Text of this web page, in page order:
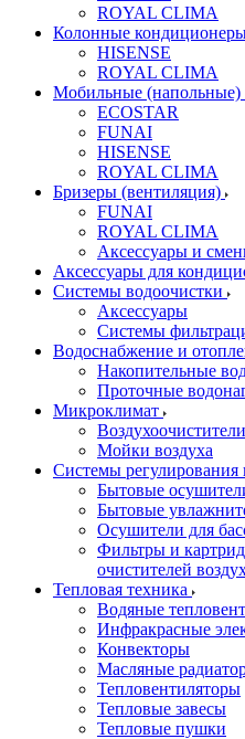
ROYAL CLIMA
Колонные
HISENSE
ROYAL CLIMA
Мобильные (напольные)
ECOSTAR
FUNAI
HISENSE
ROYAL CLIMA
Бризеры (вентиляция)
FUNAI
ROYAL CLIMA
Аксессуары и
Аксессуары для
Системы водоочистки
Аксессуары
Системы
Водоснабжение и
Накопительные
Проточные
Микроклимат
Воздухоочистители
Мойки воздуха
Системы регулирования
Бытовые
Бытовые
Осушители для
Фильтры и
очистителей
Тепловая техника
Водяные
Инфракрасные
Конвекторы
Масляные
Тепловентиляторы
Тепловые завесы
Тепловые пушки